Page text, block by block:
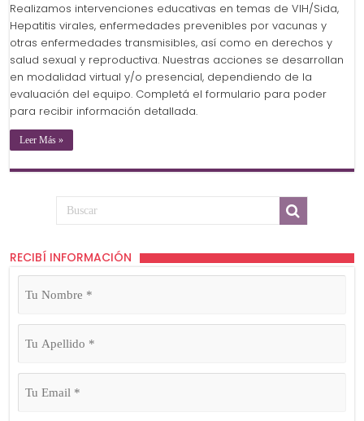
Realizamos intervenciones educativas en temas de VIH/Sida,
Hepatitis virales, enfermedades prevenibles por vacunas y
otras enfermedades transmisibles, así como en derechos y
salud sexual y reproductiva. Nuestras acciones se desarrollan
en modalidad virtual y/o presencial, dependiendo de la
evaluación del equipo. Completá el formulario para poder
para recibir información detallada.
Leer Más »
RECIBÍ INFORMACIÓN
Nombre
Apellido
Email